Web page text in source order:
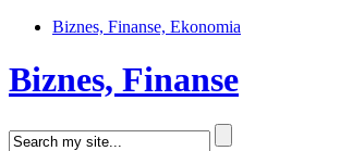
Biznes, Finanse, Ekonomia
Biznes, Finanse